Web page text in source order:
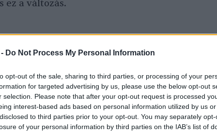
Do Not Process My Personal Information
opt-out of the sale, sharing to third parties, or processing of your
for targeted advertising by us, please use the below opt-out
selection. Please note that after your opt-out request is processed
interest-based ads based on personal information utilized by us
to third parties prior to your opt-out. You may separately
of your personal information by third parties on the IAB’s list of
ez a változás.
egy kiállításon mutatták be a többi
meghökkent. Mondták, hogy kicsit
Ő egyébként személyes sikernek
készített plakátját elküldte az
képet látva, most rosszul érzi magát, és
helyes” – teszi hozzá nevetve.